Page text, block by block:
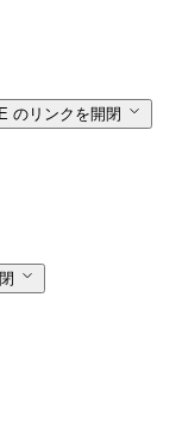
のリンクを開閉